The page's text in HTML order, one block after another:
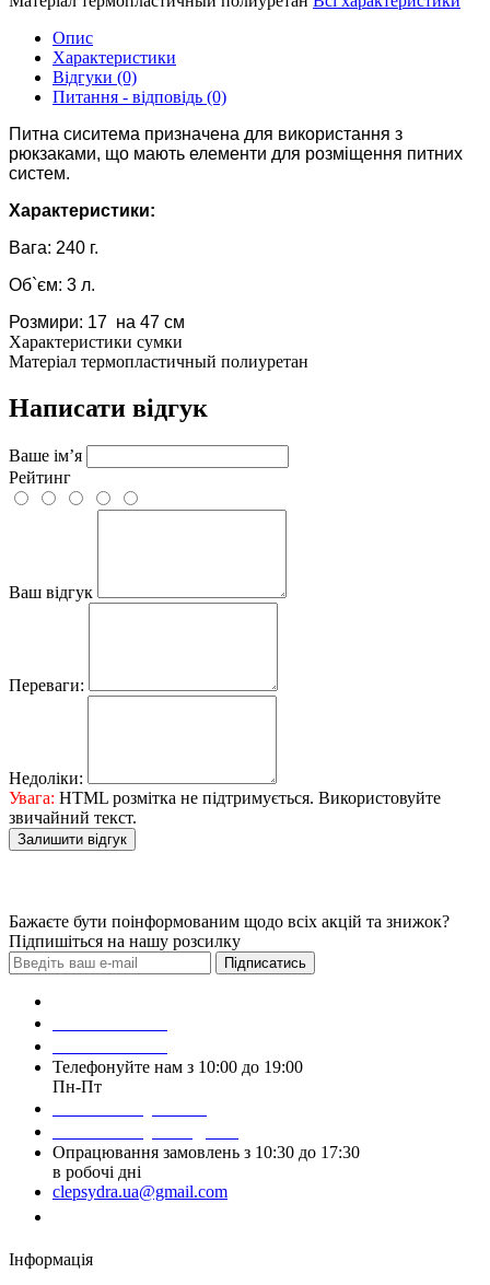
Опис
Характеристики
Відгуки (0)
Питання - відповідь (0)
Питна сиситема призначена для використання з
рюкзаками, що мають елементи для розміщення питних
систем.
Характеристики:
Вага: 240 г.
Об`єм: 3 л.
Розмири: 17 на 47 см
Характеристики сумки
Матеріал термопластичный полиуретан
Написати відгук
Ваше ім’я
Рейтинг
Ваш відгук
Переваги:
Недоліки:
Увага: HTML розмітка не підтримується. Використовуйте
звичайний текст.
Залишити відгук
Бажаєте бути поінформованим щодо всіх акцій та знижок?
Підпишіться на нашу розсилку
Підписатись
Телефонуйте нам з 10:00 до 19:00
Пн-Пт
Опрацювання замовлень з 10:30 до 17:30
в робочі дні
clepsydra.ua@gmail.com
Інформація